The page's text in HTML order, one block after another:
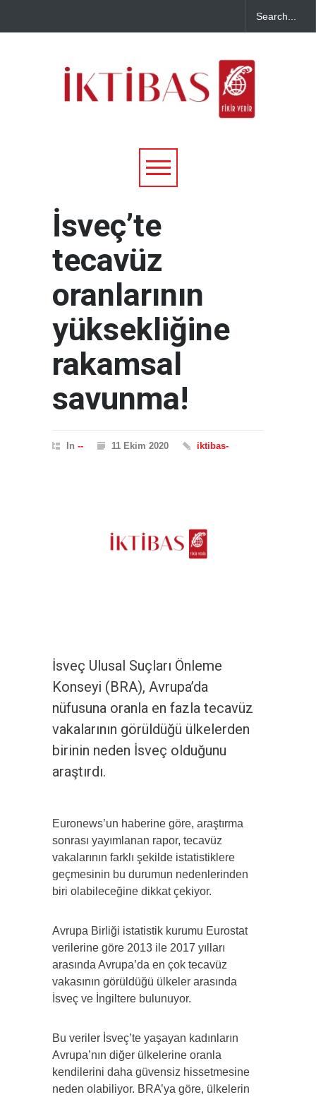
İsveç’te
tecavüz
oranlarının
yüksekliğine
rakamsal
savunma!
In -- 11 Ekim 2020 iktibas-
İsveç Ulusal Suçları Önleme
Konseyi (BRA), Avrupa’da
nüfusuna oranla en fazla tecavüz
vakalarının görüldüğü ülkelerden
birinin neden İsveç olduğunu
araştırdı.
Euronews’un haberine göre, araştırma
sonrası yayımlanan rapor, tecavüz
vakalarının farklı şekilde istatistiklere
geçmesinin bu durumun nedenlerinden
biri olabileceğine dikkat çekiyor.
Avrupa Birliği istatistik kurumu Eurostat
verilerine göre 2013 ile 2017 yılları
arasında Avrupa’da en çok tecavüz
vakasının görüldüğü ülkeler arasında
İsveç ve İngiltere bulunuyor.
Bu veriler İsveç’te yaşayan kadınların
Avrupa’nın diğer ülkelerine oranla
kendilerini daha güvensiz hissetmesine
neden olabiliyor. BRA’ya göre, ülkelerin